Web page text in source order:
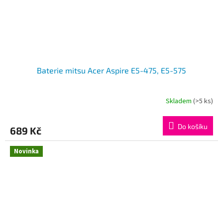
Baterie mitsu Acer Aspire E5-475, E5-575
Skladem (>5 ks)
689 Kč Do košíku
Novinka